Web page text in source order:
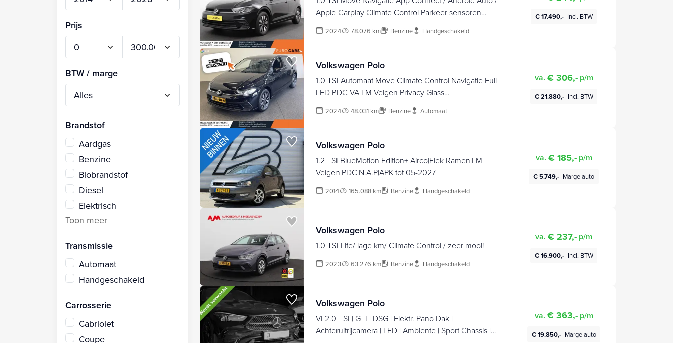
Prijs
BTW / marge
Brandstof
Aardgas
Benzine
Biobrandstof
Diesel
Elektrisch
Transmissie
Automaat
Handgeschakeld
Carrosserie
Cabriolet
Coupe
Apple Carplay Climate Control Parkeer sensoren
2024 78.076 km Benzine Handgeschakeld
€ 17.490,- Incl. BTW
Volkswagen Polo
1.0 TSI Automaat Move Climate Control Navigatie Full
LED PDC VA LM Velgen Privacy Glass
2024 48.031 km Benzine Automaat
va. € 306,- p/m
€ 21.880,- Incl. BTW
Volkswagen Polo
1.2 TSI BlueMotion Edition+ Airco|Elek Ramen|LM
Velgen|PDC|N.A.P|APK tot 05-2027
2014 165.088 km Benzine Handgeschakeld
va. € 185,- p/m
€ 5.749,- Marge auto
Volkswagen Polo
1.0 TSI Life/ lage km/ Climate Control / zeer mooi!
2023 63.276 km Benzine Handgeschakeld
va. € 237,- p/m
€ 16.900,- Incl. BTW
Volkswagen Polo
VI 2.0 TSI | GTI | DSG | Elektr. Pano Dak |
Achteruitrijcamera | LED | Ambiente | Sport Chassis |
va. € 363,- p/m
€ 19.850,- Marge auto